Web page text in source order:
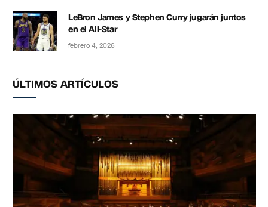
LeBron James y Stephen Curry jugarán juntos
en el All-Star
febrero 4, 2026
ÚLTIMOS ARTÍCULOS